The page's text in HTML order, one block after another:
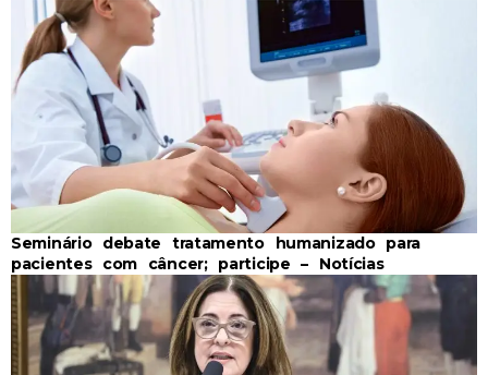
Seminário debate tratamento humanizado para
pacientes com câncer; participe – Notícias